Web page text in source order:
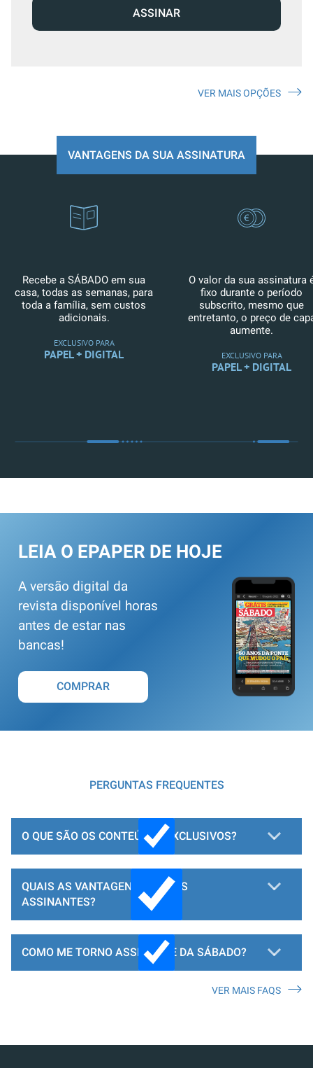
ASSINAR
VER MAIS OPÇÕES
VANTAGENS DA SUA ASSINATURA
Recebe a SÁBADO em sua
casa, todas as semanas, para
toda a família, sem custos
adicionais.
EXCLUSIVO PARA
PAPEL + DIGITAL
O valor da sua assinatura
fixo durante o período
subscrito, mesmo que
entretanto, o preço de
aumente.
EXCLUSIVO PARA
PAPEL + DIGITAL
LEIA O EPAPER DE HOJE
A versão digital da
revista disponível horas
antes de estar nas
bancas!
COMPRAR
PERGUNTAS FREQUENTES
O QUE SÃO OS CONTEÚDOS EXCLUSIVOS?
QUAIS AS VANTAGENS PARA OS
ASSINANTES?
COMO ME TORNO ASSINANTE DA SÁBADO?
VER MAIS FAQS